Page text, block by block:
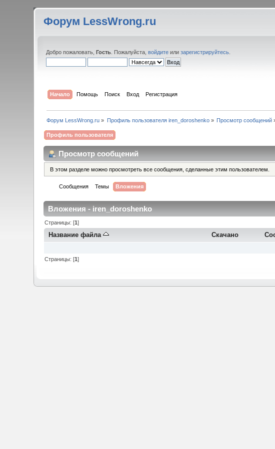
Форум LessWrong.ru
Добро пожаловать,Гость . Пожалуйста,войдите илизарегистрируйтесь
Начало Помощь Поиск Вход Регистрация
Форум LessWrong.ru » Профиль пользователя iren_doroshenko» Просмотр сообщений
Профиль пользователя
Просмотр сообщений
В этом разделе можно просмотреть все сообщения, сделанные этим пользователем.
Сообщения Темы Вложения
Вложения - iren_doroshenko
Страницы: [1]
Название файла Скачано
Страницы: [1]